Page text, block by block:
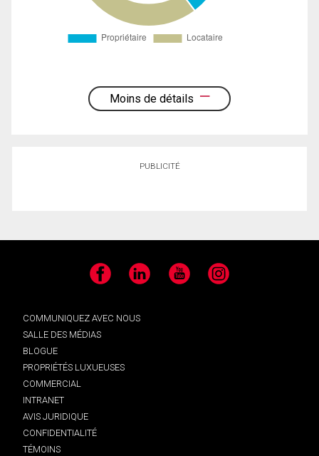
Moins de détails
PUBLICITÉ
Facebook LinkedIn YouTube Instagram
COMMUNIQUEZ AVEC NOUS
SALLE DES MÉDIAS
BLOGUE
PROPRIÉTÉS LUXUEUSES
COMMERCIAL
INTRANET
AVIS JURIDIQUE
CONFIDENTIALITÉ
TÉMOINS